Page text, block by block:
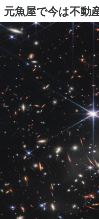
元魚屋で今は不動